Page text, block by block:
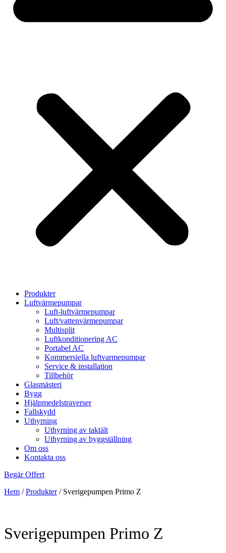
Produkter
Luftvärmepumpar
Luft-luftvärmepumpar
Luft/vattenvärmepumpar
Multisplit
Luftkonditionering AC
Portabel AC
Kommersiella luftvarmepumpar
Service & installation
Tillbehör
Glasmästeri
Bygg
Hjälpmedelstraverser
Fallskydd
Uthyrning
Uthyrning av taktält
Uthyrning av byggställning
Om oss
Kontakta oss
Begär Offert
Hem /Produkter/ Sverigepumpen Primo Z
Sverigepumpen Primo Z